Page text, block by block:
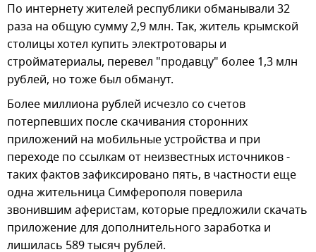
По интернету жителей республики обманывали 32
раза на общую сумму 2,9 млн. Так, житель крымской
столицы хотел купить электротовары и
стройматериалы, перевел "продавцу" более 1,3 млн
рублей, но тоже был обманут.
Более миллиона рублей исчезло со счетов
потерпевших после скачивания сторонних
приложений на мобильные устройства и при
переходе по ссылкам от неизвестных источников -
таких фактов зафиксировано пять, в частности еще
одна жительница Симферополя поверила
звонившим аферистам, которые предложили скачать
приложение для дополнительного заработка и
лишилась 589 тысяч рублей.